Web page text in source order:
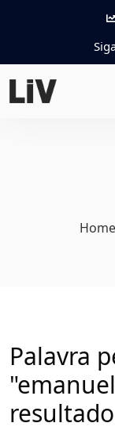
Home
Palavra